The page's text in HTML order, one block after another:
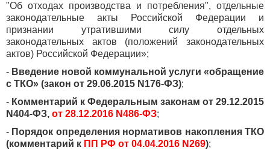
"Об отходах производства и потребления", отдельные
законодательные акты Российской Федерации и
признании утратившими силу отдельных
законодательных актов (положений законодательных
актов) Российской Федерации»;
- Введение новой коммунальной услуги «обращение
с ТКО» (закон от 29.06.2015 N176-ФЗ);
- Комментарий к Федеральным законам от 29.12.2015
N404-ФЗ, от 28.12.2016 N486-ФЗ;
- Порядок определения нормативов накопления ТКО
(комментарий к ПП РФ от 04.04.2016 N269);